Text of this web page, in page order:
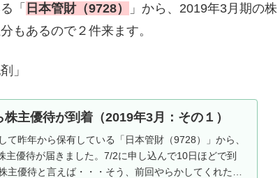
「 日本管財（9728）
」から、2019年3月期の株
もあるので２件来ます。
」
株主優待が到着（2019年3月：その１）
て昨年から保有している「日本管財（9728）」から、
主優待が届きました。7/2に申し込んで10日ほどで到
主優待と言えば・・・そう、前回やらかしてくれた銘